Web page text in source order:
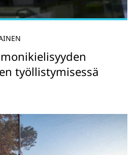
työllistymisessä